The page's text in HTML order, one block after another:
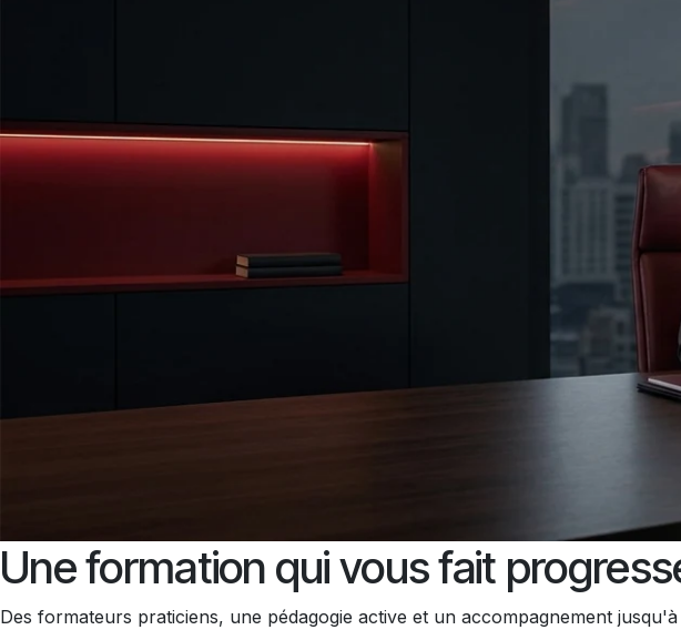
Une formation qui vous fait
Des formateurs praticiens, une pédagogie active et un accompagnement